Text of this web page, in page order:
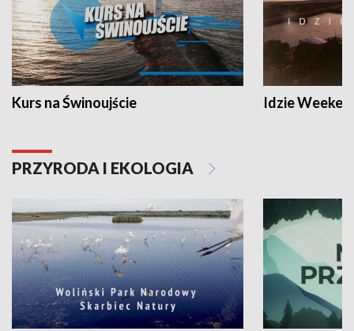
Kurs na Świnoujście Idzie
PRZYRODA I EKOLOGIA